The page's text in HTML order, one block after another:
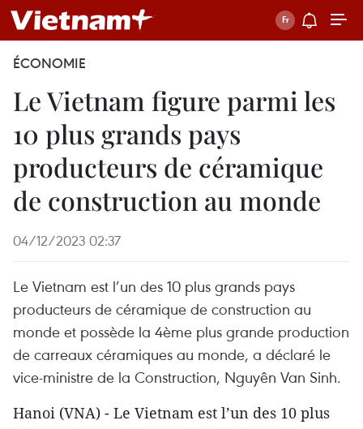
ÉCONOMIE
Le Vietnam figure parmi les
10 plus grands pays
producteurs de céramique
de construction au monde
04/12/2023 02:37
Le Vietnam est l’un des 10 plus grands pays
producteurs de céramique de construction au
monde et possède la 4ème plus grande production
de carreaux céramiques au monde, a déclaré le
vice-ministre de la Construction, Nguyên Van Sinh.
Hanoi (VNA) - Le Vietnam est l’un des 10 plus